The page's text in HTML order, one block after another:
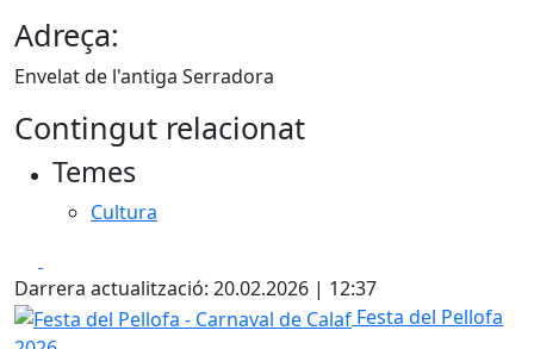
Adreça:
Envelat de l'antiga Serradora
Contingut relacionat
Temes
Cultura
Darrera actualització: 20.02.2026 | 12:37
Festa del Pellofa - Carnaval de Calaf
Festa del Pellofa